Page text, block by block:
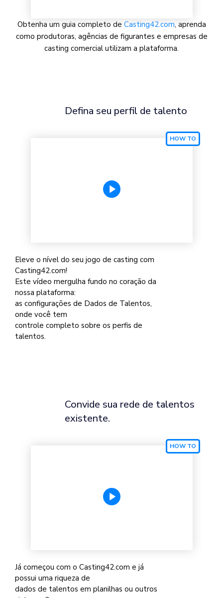
Obtenha um guia completo de Casting42.com, aprenda
como produtoras, agências de figurantes e empresas de
casting comercial utilizam a plataforma.
Defina seu perfil de talento
Eleve o nível do seu jogo de casting com
Casting42.com!
Este vídeo mergulha fundo no coração da
nossa plataforma:
as configurações de Dados de Talentos,
onde você tem
controle completo sobre os perfis de
talentos.
Convide sua rede de talentos
existente.
Já começou com o Casting42.com e já
possui uma riqueza de
dados de talentos em planilhas ou outros